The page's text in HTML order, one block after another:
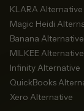
KLARA Alternative
Magic Heidi
Banana Alternative
MILKEE Alternative
Infinity Alternative
QuickBooks
Xero Alternative